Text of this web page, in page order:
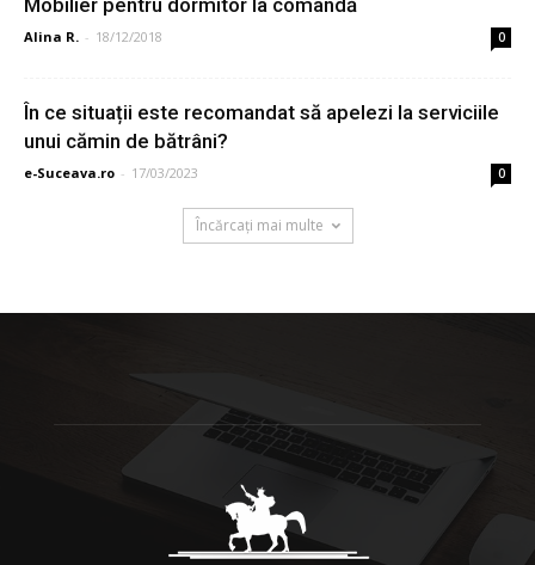
Mobilier pentru dormitor la comandă
Alina R. - 18/12/2018 0
În ce situații este recomandat să apelezi la serviciile
unui cămin de bătrâni?
e-Suceava.ro - 17/03/2023 0
Încărcați mai multe